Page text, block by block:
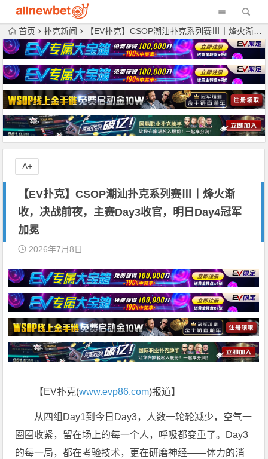
首页 扑克新闻 【EV扑克】CSOP潮汕扑克系列赛Ⅲ丨烽火渐收，决战前夜，主赛Day3收官，明日Day4冠军加冕
【EV扑克】CSOP潮汕扑克系列赛Ⅲ丨烽火渐
收，决战前夜，主赛Day3收官，明日Day4冠军
加冕
2026年7月8日
【EV扑克(www.evp86.com)报道】
从四组Day1到今日Day3，人数一轮轮减少，空气一
圈圈收紧，留在场上的每一个人，呼吸都变重了。Day3
的每一局，都在考验技术，更在研磨神经——体力的消
A+